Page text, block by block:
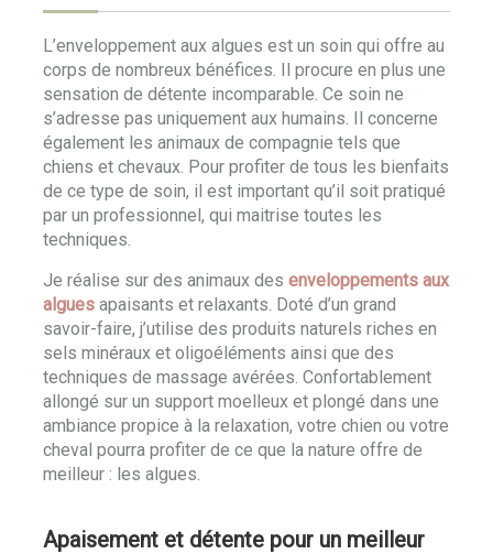
L’enveloppement aux algues est un soin qui offre au
corps de nombreux bénéfices. Il procure en plus une
sensation de détente incomparable. Ce soin ne
s’adresse pas uniquement aux humains. Il concerne
également les animaux de compagnie tels que
chiens et chevaux. Pour profiter de tous les bienfaits
de ce type de soin, il est important qu’il soit pratiqué
par un professionnel, qui maitrise toutes les
techniques.
Je réalise sur des animaux des enveloppements aux
algues apaisants et relaxants. Doté d’un grand
savoir-faire, j’utilise des produits naturels riches en
sels minéraux et oligoéléments ainsi que des
techniques de massage avérées. Confortablement
allongé sur un support moelleux et plongé dans une
ambiance propice à la relaxation, votre chien ou votre
cheval pourra profiter de ce que la nature offre de
meilleur : les algues.
Apaisement et détente pour un meilleur